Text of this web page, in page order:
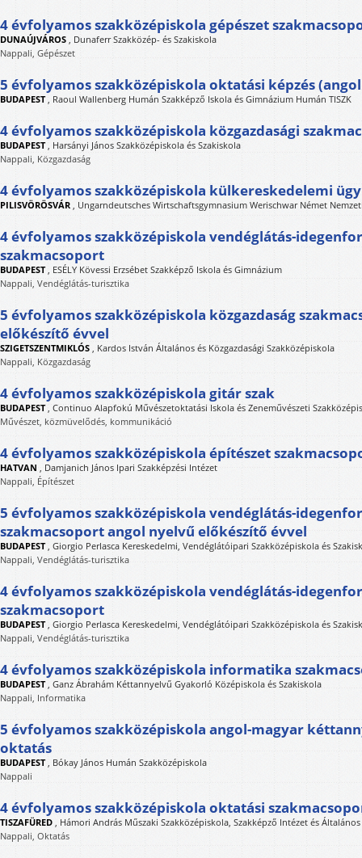
4 évfolyamos szakközépiskola gépészet
DUNAÚJVÁROS , Dunaferr Szakközép- és Szakiskola
Nappali, Gépészet
5 évfolyamos szakközépiskola oktatási képzés
BUDAPEST, Raoul Wallenberg Humán Szakképző Iskola és Gimnázium Humán TISZK
4 évfolyamos szakközépiskola közgazdasági
BUDAPEST, Harsányi János Szakközépiskola és Szakiskola
Nappali, Közgazdaság
4 évfolyamos szakközépiskola külkereskedelemi
PILISVÖRÖSVÁR , Ungarndeutsches Wirtschaftsgymnasium Werischwar Német
4 évfolyamos szakközépiskola vendéglátás-
szakmacsoport
BUDAPEST, ESÉLY Kövessi Erzsébet Szakképző Iskola és Gimnázium
Nappali, Vendéglátás-turisztika
5 évfolyamos szakközépiskola közgazdaság
előkészítő évvel
SZIGETSZENTMIKLÓS , Kardos István Általános és Közgazdasági Szakközépiskola
Nappali, Közgazdaság
4 évfolyamos szakközépiskola gitár szak
BUDAPEST, Continuo Alapfokú Művészetoktatási Iskola és Zeneművészeti
Művészet, közmüvelődés, kommunikáció
4 évfolyamos szakközépiskola építészet
HATVAN , Damjanich János Ipari Szakképzési Intézet
Nappali, Építészet
5 évfolyamos szakközépiskola vendéglátás-
szakmacsoport angol nyelvű előkészítő évvel
BUDAPEST, Giorgio Perlasca Kereskedelmi, Vendéglátóipari Szakközépiskola és
Nappali, Vendéglátás-turisztika
4 évfolyamos szakközépiskola vendéglátás-
szakmacsoport
BUDAPEST, Giorgio Perlasca Kereskedelmi, Vendéglátóipari Szakközépiskola és
Nappali, Vendéglátás-turisztika
4 évfolyamos szakközépiskola informatika
BUDAPEST, Ganz Ábrahám Kéttannyelvű Gyakorló Középiskola és Szakiskola
Nappali, Informatika
5 évfolyamos szakközépiskola angol-magyar
oktatás
BUDAPEST, Bókay János Humán Szakközépiskola
Nappali
4 évfolyamos szakközépiskola oktatási
TISZAFÜRED , Hámori András Műszaki Szakközépiskola, Szakképző Intézet és
Nappali, Oktatás